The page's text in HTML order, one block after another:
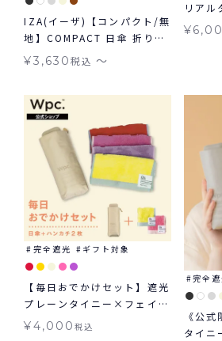
IZA(イーザ)【コンパクト/無
地】COMPACT 日傘 折りた
たみ ギフト対象 晴雨兼用
¥3,630税込 〜
リア
カバー
¥
完全遮光 ギフト対象
【毎日おでかけセット】遮光
プレーンタイニー×フェイバ
リットカラー タイニーハン
¥4,000税込
完全遮
《公
タイニ